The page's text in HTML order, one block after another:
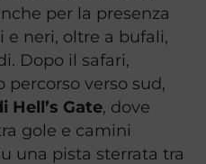
per la presenza
neri, oltre a bufali,
Dopo il safari,
verso sud,
Hell’s Gate, dove
gole e camini
una pista sterrata tra